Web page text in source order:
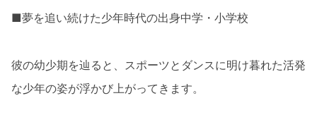
■夢を追い続けた少年時代の出身中学・小学校
彼の幼少期を辿ると、スポーツとダンスに明け暮れた活発
な少年の姿が浮かび上がってきます。